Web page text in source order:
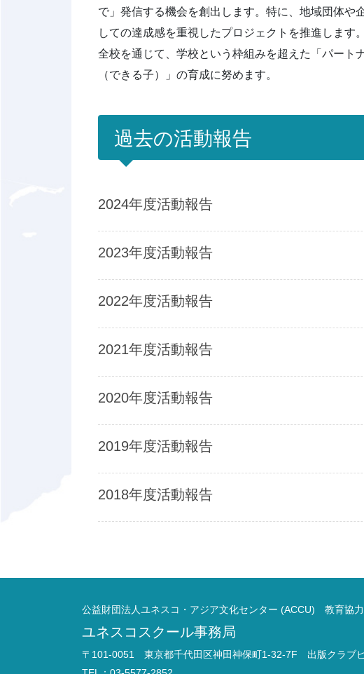
で」発信する機会を創出します。特に、地域団体や
しての達成感を重視したプロジェクトを推進します。
全校を通じて、学校という枠組みを超えた「パート
（できる子）」の育成に努めます。
過去の活動報告
2024年度活動報告
2023年度活動報告
2022年度活動報告
2021年度活動報告
2020年度活動報告
2019年度活動報告
2018年度活動報告
公益財団法人ユネスコ・アジア文化センター (ACCU) 教育協
ユネスコスクール事務局
〒101-0051 東京都千代田区神田神保町1-32-7F 出版クラブ